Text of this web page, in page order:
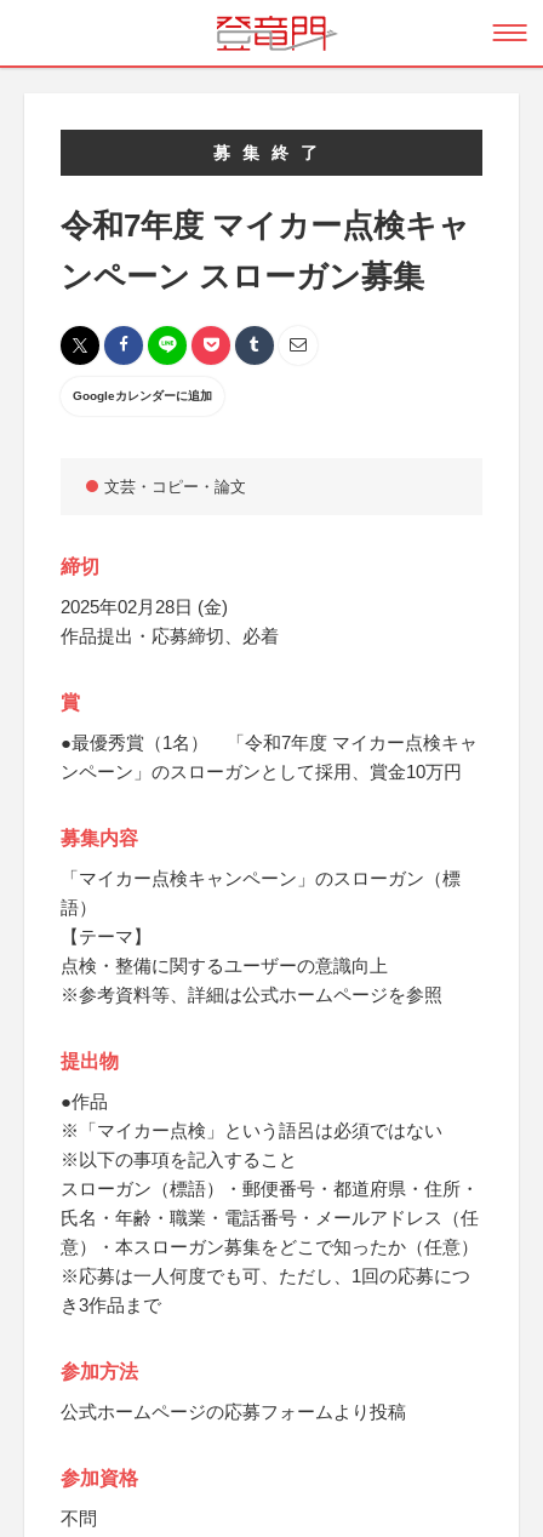
募集終了
令和7年度 マイカー点検キャ
ンペーン スローガン募集
Googleカレンダーに追加
文芸・コピー・論文
締切
2025年02月28日 (金)
作品提出・応募締切、必着
賞
●最優秀賞（1名） 「令和7年度 マイカー点検キャ
ンペーン」のスローガンとして採用、賞金10万円
募集内容
「マイカー点検キャンペーン」のスローガン（標
語）
【テーマ】
点検・整備に関するユーザーの意識向上
※参考資料等、詳細は公式ホームページを参照
提出物
●作品
※「マイカー点検」という語呂は必須ではない
※以下の事項を記入すること
スローガン（標語）・郵便番号・都道府県・住所・
氏名・年齢・職業・電話番号・メールアドレス（任
意）・本スローガン募集をどこで知ったか（任意）
※応募は一人何度でも可、ただし、1回の応募につ
き3作品まで
参加方法
公式ホームページの応募フォームより投稿
参加資格
不問